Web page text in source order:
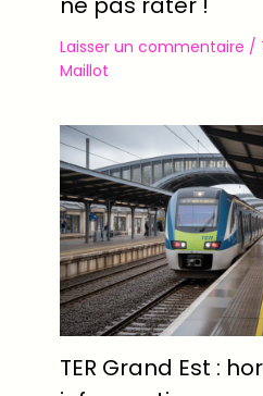
Laisser un commentaire /
Maillot
TER Grand Est :